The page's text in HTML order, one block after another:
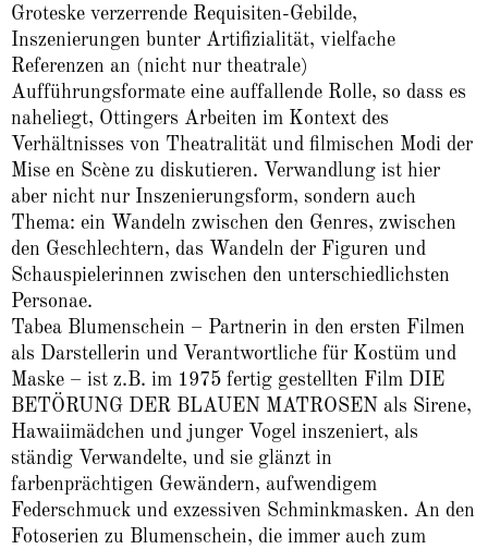
Groteske verzerrende Requisiten-Gebilde,
Inszenierungen bunter Artifizialität, vielfache
Referenzen an (nicht nur theatrale)
Aufführungsformate eine auffallende Rolle, so dass es
naheliegt, Ottingers Arbeiten im Kontext des
Verhältnisses von Theatralität und filmischen Modi der
Mise en Scène zu diskutieren. Verwandlung ist hier
aber nicht nur Inszenierungsform, sondern auch
Thema: ein Wandeln zwischen den Genres, zwischen
den Geschlechtern, das Wandeln der Figuren und
Schauspielerinnen zwischen den unterschiedlichsten
Personae.
Tabea Blumenschein – Partnerin in den ersten Filmen
als Darstellerin und Verantwortliche für Kostüm und
Maske – ist z.B. im 1975 fertig gestellten Film DIE
BETÖRUNG DER BLAUEN MATROSEN als Sirene,
Hawaiimädchen und junger Vogel inszeniert, als
ständig Verwandelte, und sie glänzt in
farbenprächtigen Gewändern, aufwendigem
Federschmuck und exzessiven Schminkmasken. An den
Fotoserien zu Blumenschein, die immer auch zum